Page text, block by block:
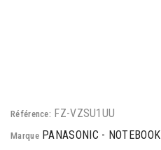
Référence: FZ-VZSU1UU
Marque PANASONIC - NOTEBOOK